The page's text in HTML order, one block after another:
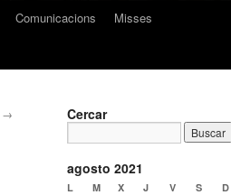
Comunicacions
Misses
→ Cercar
agosto 2021
L M X J V S D